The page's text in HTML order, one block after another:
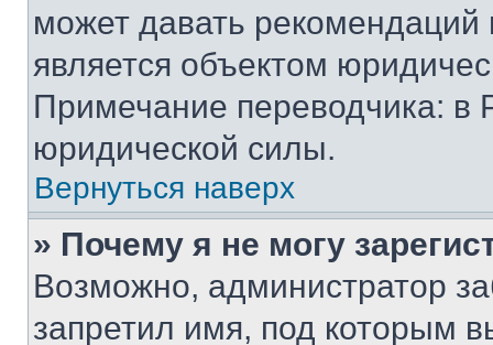
может давать
является объектом
Примечание переводчика: в
юридической силы.
Вернуться наверх
» Почему я не могу
Возможно, администратор
запретил имя, под которым